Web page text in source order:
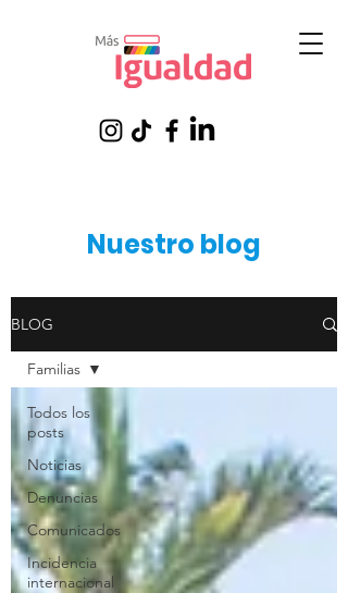
Nuestro blog
BLOG
Todos los
posts
Noticias
Denuncias
Comunicados
Incidencia
internacional
Familias